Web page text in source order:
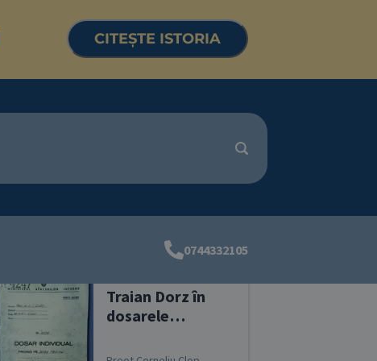
CITEȘTE ISTORIA
0744332105
Traian Dorz în
dosarele